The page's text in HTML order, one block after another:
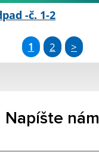
-č. 1-2
1 2 >
Napíšte nám